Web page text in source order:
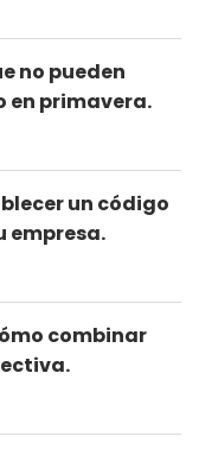
no pueden
en primavera.
un código
empresa.
combinar